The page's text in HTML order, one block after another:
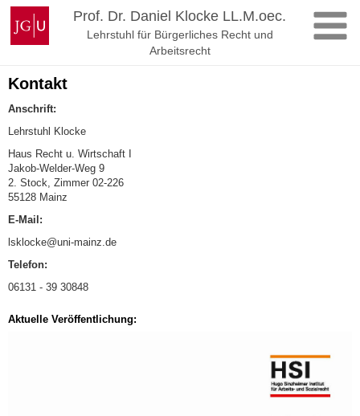
Zum
Inhalt
springen
Johannes
Gutenberg-
Universität
Prof. Dr. Daniel Klocke LL.M.oec.
Lehrstuhl für Bürgerliches Recht und
Arbeitsrecht
Kontakt
Anschrift:
Lehrstuhl Klocke
Haus Recht u. Wirtschaft I
Jakob-Welder-Weg 9
2. Stock, Zimmer 02-226
55128 Mainz
E-Mail:
lsklocke@uni-mainz.de
Telefon:
06131 - 39 30848
Aktuelle Veröffentlichung: